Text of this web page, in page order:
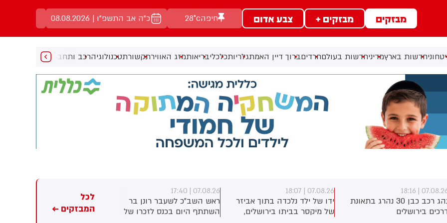
מבזקים מבזקים + צבע אדום חיפה28°c כ"ה אב התשפ"ו | 08.08.2026
חדשות בארץמדיניחדשות בעולםחרדיםברוך דיין האמתגלריותכלכליבריאותמזג האווירתקשורתטכנולוגיהרכב ותחבורהמעניין
07.08.26 |
נהג רכב כבן 30 נהרג בתאונת
בירושלים
07.08.26 | 18:07
ידו של ילד נלכדה בתוך אביזר
של מיקסר בביתו בירושלים,
07.08.26 | 17:40
ראש השב"כ לשעבר רונן בר
השתתף היום בכנס לזכרו של
חברת הנפט הלאומית של אבו
דאבי טוענת: מאז תחילת
לכל
המבזקים ←